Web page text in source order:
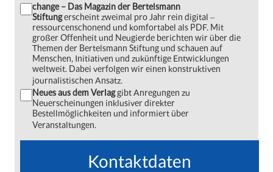
change – Das Magazin der Bertelsmann
Stiftungerscheint zweimal pro Jahr rein digital ‒
ressourcenschonend und komfortabel als PDF. Mit
großer Offenheit und Neugierde berichten wir über die
Themen der Bertelsmann Stiftung und schauen auf
Menschen, Initiativen und zukünftige Entwicklungen
weltweit. Dabei verfolgen wir einen konstruktiven
journalistischen Ansatz.
Neues aus dem Verlaggibt Anregungen zu
Neuerscheinungen inklusiver direkter
Bestellmöglichkeiten und informiert über
Veranstaltungen.
Kontaktdaten